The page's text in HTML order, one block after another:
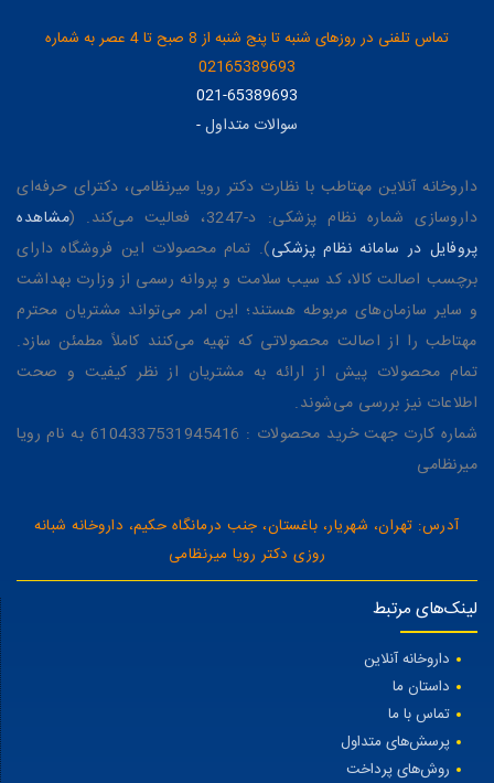
تماس تلفنی در روزهای شنبه تا پنج شنبه از 8 صبح تا 4 عصر به شماره
02165389693
021-65389693
سوالات متداول-
داروخانه آنلاین مهتاطب با نظارت دکتر رویا میرنظامی، دکترای حرفه‌ای
داروسازی شماره نظام پزشکی: د-3247، فعالیت می‌کند. (
مشاهده
پروفایل در سامانه نظام پزشکی). تمام محصولات این فروشگاه دارای
برچسب اصالت کالا، کد سیب سلامت و پروانه رسمی از وزارت بهداشت
و سایر سازمان‌های مربوطه هستند؛ این امر می‌تواند مشتریان محترم
مهتاطب را از اصالت محصولاتی که تهیه می‌کنند کاملاً مطمئن سازد.
تمام محصولات پیش از ارائه به مشتریان از نظر کیفیت و صحت
اطلاعات نیز بررسی می‌شوند.
شماره کارت جهت خرید محصولات : 6104337531945416 به نام رویا
میرنظامی
آدرس: تهران، شهریار، باغستان، جنب درمانگاه حکیم، داروخانه شبانه
روزی دکتر رویا میرنظامی
لینک‌های مرتبط
داروخانه آنلاین
داستان ما
تماس با ما
پرسش‌های متداول
روش‌های پرداخت